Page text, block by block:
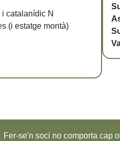
catalanídic N
(i estatge montà)
Fer-se'n soci no comporta cap